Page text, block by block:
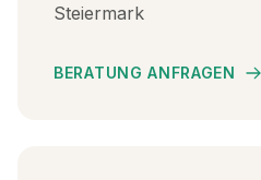
Steiermark
BERATUNG ANFRAGEN